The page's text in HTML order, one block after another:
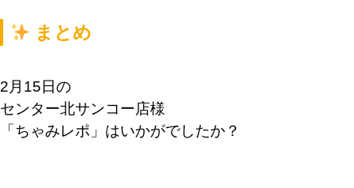
まとめ
2月15日の
センター北サンコー店様
「ちゃみレポ」はいかがでしたか？